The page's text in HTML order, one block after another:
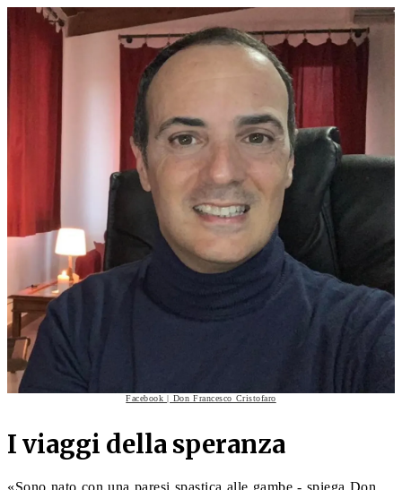
Facebook | Don Francesco Cristofaro
I viaggi della speranza
«Sono nato con una paresi spastica alle gambe - spiega Don